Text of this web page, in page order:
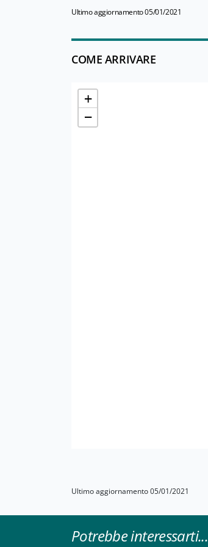
Ultimo aggiornamento 05/01/2021
COME ARRIVARE
+
−
Ultimo aggiornamento 05/01/2021
Potrebbe interessarti...